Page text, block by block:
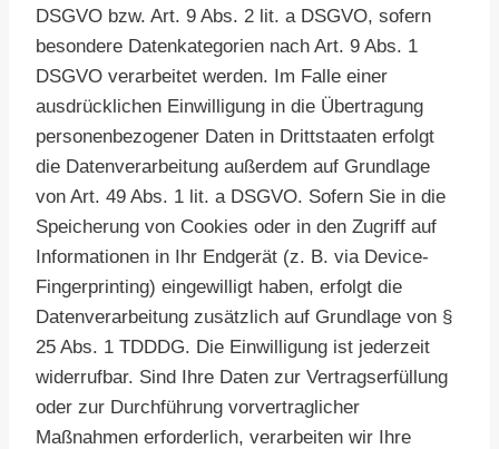
DSGVO bzw. Art. 9 Abs. 2 lit. a DSGVO, sofern
besondere Datenkategorien nach Art. 9 Abs. 1
DSGVO verarbeitet werden. Im Falle einer
ausdrücklichen Einwilligung in die Übertragung
personenbezogener Daten in Drittstaaten erfolgt
die Datenverarbeitung außerdem auf Grundlage
von Art. 49 Abs. 1 lit. a DSGVO. Sofern Sie in die
Speicherung von Cookies oder in den Zugriff auf
Informationen in Ihr Endgerät (z. B. via Device-
Fingerprinting) eingewilligt haben, erfolgt die
Datenverarbeitung zusätzlich auf Grundlage von §
25 Abs. 1 TDDDG. Die Einwilligung ist jederzeit
widerrufbar. Sind Ihre Daten zur Vertragserfüllung
oder zur Durchführung vorvertraglicher
Maßnahmen erforderlich, verarbeiten wir Ihre